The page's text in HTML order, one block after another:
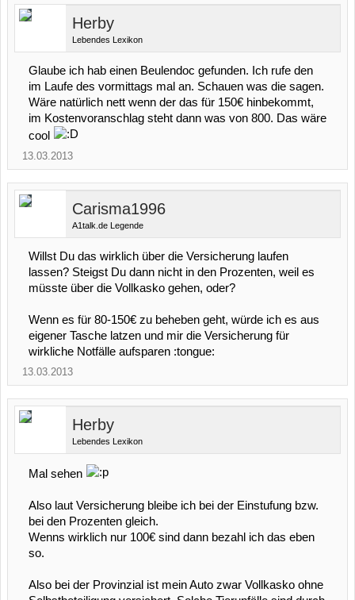
Herby
Lebendes Lexikon
Glaube ich hab einen Beulendoc gefunden. Ich rufe den
im Laufe des vormittags mal an. Schauen was die sagen.
Wäre natürlich nett wenn der das für 150€ hinbekommt,
im Kostenvoranschlag steht dann was von 800. Das wäre
cool
13.03.2013
Carisma1996
A1talk.de Legende
Willst Du das wirklich über die Versicherung laufen
lassen? Steigst Du dann nicht in den Prozenten, weil es
müsste über die Vollkasko gehen, oder?
Wenn es für 80-150€ zu beheben geht, würde ich es aus
eigener Tasche latzen und mir die Versicherung für
wirkliche Notfälle aufsparen :tongue:
13.03.2013
Herby
Lebendes Lexikon
Mal sehen
Also laut Versicherung bleibe ich bei der Einstufung bzw.
bei den Prozenten gleich.
Wenns wirklich nur 100€ sind dann bezahl ich das eben
so.
Also bei der Provinzial ist mein Auto zwar Vollkasko ohne